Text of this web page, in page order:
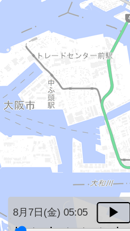
8月7日(金) 05:05